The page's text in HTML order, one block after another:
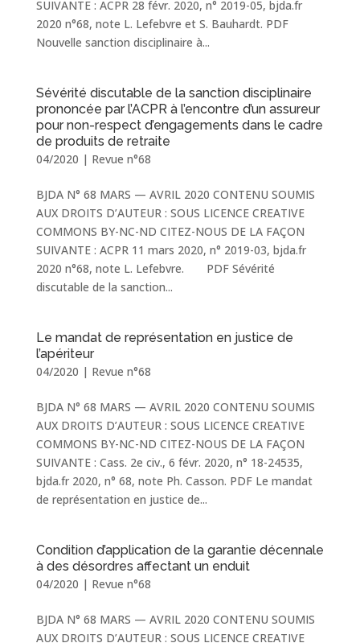
SUIVANTE : ACPR 28 févr. 2020, n° 2019-05, bjda.fr
2020 n°68, note L. Lefebvre et S. Bauhardt. PDF
Nouvelle sanction disciplinaire à...
Sévérité discutable de la sanction disciplinaire
prononcée par l’ACPR à l’encontre d’un assureur
pour non-respect d’engagements dans le cadre
de produits de retraite
04/2020 | Revue n°68
BJDA N° 68 MARS — AVRIL 2020 CONTENU SOUMIS
AUX DROITS D’AUTEUR : SOUS LICENCE CREATIVE
COMMONS BY-NC-ND CITEZ-NOUS DE LA FAÇON
SUIVANTE : ACPR 11 mars 2020, n° 2019-03, bjda.fr
2020 n°68, note L. Lefebvre. PDF Sévérité
discutable de la sanction...
Le mandat de représentation en justice de
l’apériteur
04/2020 | Revue n°68
BJDA N° 68 MARS — AVRIL 2020 CONTENU SOUMIS
AUX DROITS D’AUTEUR : SOUS LICENCE CREATIVE
COMMONS BY-NC-ND CITEZ-NOUS DE LA FAÇON
SUIVANTE : Cass. 2e civ., 6 févr. 2020, n° 18-24535,
bjda.fr 2020, n° 68, note Ph. Casson. PDF Le mandat
de représentation en justice de...
Condition d’application de la garantie décennale
à des désordres affectant un enduit
04/2020 | Revue n°68
BJDA N° 68 MARS — AVRIL 2020 CONTENU SOUMIS
AUX DROITS D’AUTEUR : SOUS LICENCE CREATIVE